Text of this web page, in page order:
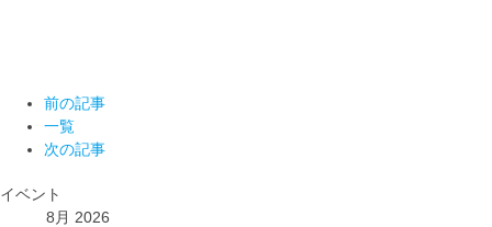
前の記事
一覧
次の記事
イベント
8月 2026